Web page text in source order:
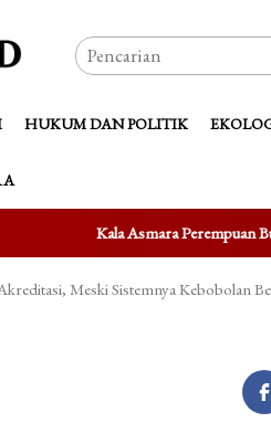
HUKUM DAN POLITIK
Perempuan Butuh Ruang Aman:
Meski Sistemnya Kebobolan